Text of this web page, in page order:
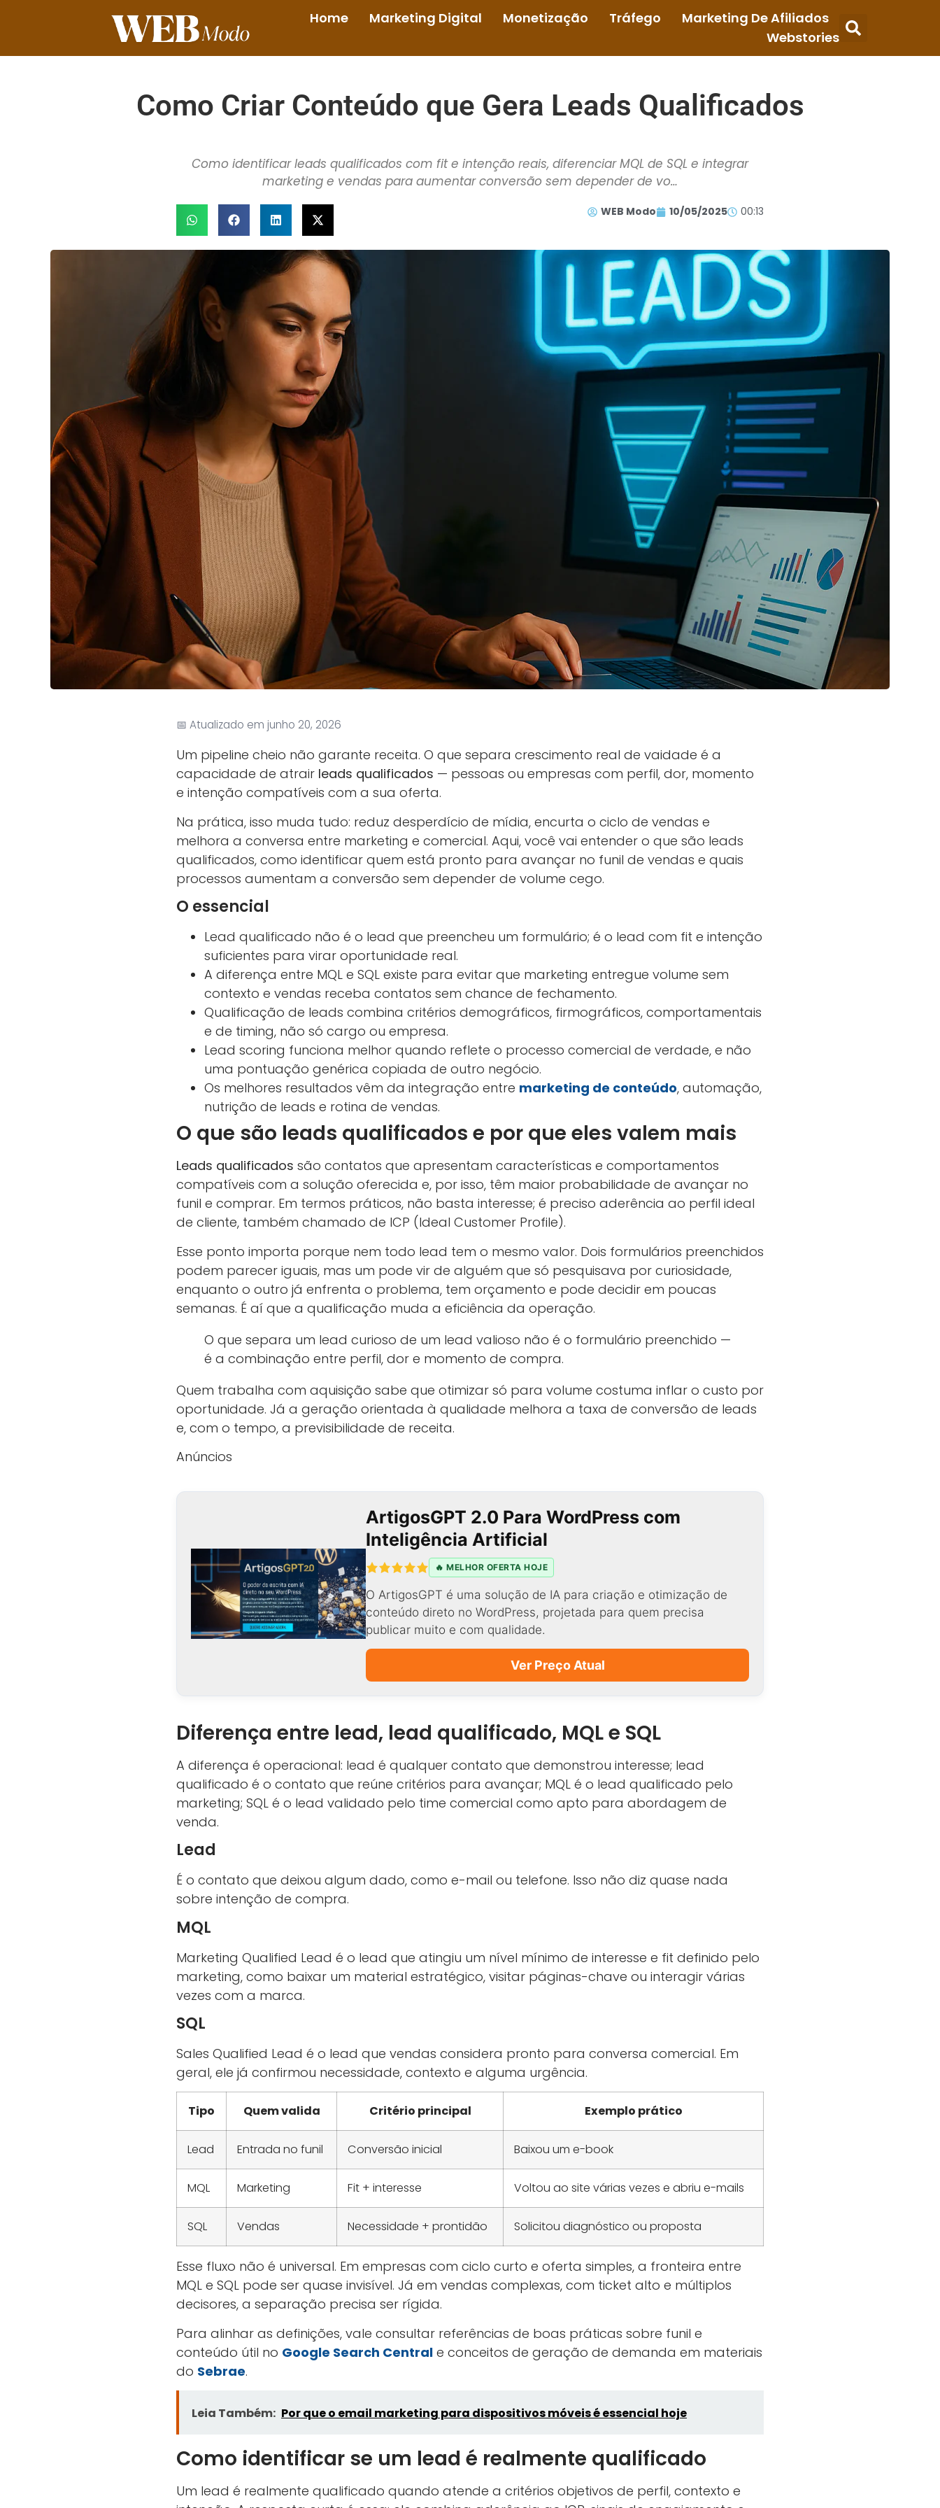
Home Marketing Digital Monetização Tráfego
Marketing De Afiliados
Webstories
Como Criar Conteúdo que Gera Leads Qualificados
Como identificar leads qualificados com fit e intenção reais, diferenciar MQL de SQL e integrar
marketing e vendas para aumentar conversão sem depender de vo…
WEB Modo 10/05/2025 00:13
📅 Atualizado em junho 20, 2026
Um pipeline cheio não garante receita. O que separa crescimento real de vaidade é a
capacidade de atrair leads qualificados — pessoas ou empresas com perfil, dor, momento
e intenção compatíveis com a sua oferta.
Na prática, isso muda tudo: reduz desperdício de mídia, encurta o ciclo de vendas e
melhora a conversa entre marketing e comercial. Aqui, você vai entender o que são leads
qualificados, como identificar quem está pronto para avançar no funil de vendas e quais
processos aumentam a conversão sem depender de volume cego.
O essencial
Lead qualificado não é o lead que preencheu um formulário; é o lead com fit e intenção
suficientes para virar oportunidade real.
A diferença entre MQL e SQL existe para evitar que marketing entregue volume sem
contexto e vendas receba contatos sem chance de fechamento.
Qualificação de leads combina critérios demográficos, firmográficos, comportamentais
e de timing, não só cargo ou empresa.
Lead scoring funciona melhor quando reflete o processo comercial de verdade, e não
uma pontuação genérica copiada de outro negócio.
Os melhores resultados vêm da integração entre marketing de conteúdo, automação,
nutrição de leads e rotina de vendas.
O que são leads qualificados e por que eles valem mais
Leads qualificados são contatos que apresentam características e comportamentos
compatíveis com a solução oferecida e, por isso, têm maior probabilidade de avançar no
funil e comprar. Em termos práticos, não basta interesse; é preciso aderência ao perfil ideal
de cliente, também chamado de ICP (Ideal Customer Profile).
Esse ponto importa porque nem todo lead tem o mesmo valor. Dois formulários preenchidos
podem parecer iguais, mas um pode vir de alguém que só pesquisava por curiosidade,
enquanto o outro já enfrenta o problema, tem orçamento e pode decidir em poucas
semanas. É aí que a qualificação muda a eficiência da operação.
O que separa um lead curioso de um lead valioso não é o formulário preenchido —
é a combinação entre perfil, dor e momento de compra.
Quem trabalha com aquisição sabe que otimizar só para volume costuma inflar o custo por
oportunidade. Já a geração orientada à qualidade melhora a taxa de conversão de leads
e, com o tempo, a previsibilidade de receita.
Anúncios
ArtigosGPT 2.0 Para WordPress com
Inteligência Artificial
🔥 MELHOR OFERTA HOJE
O ArtigosGPT é uma solução de IA para criação e otimização de
conteúdo direto no WordPress, projetada para quem precisa
publicar muito e com qualidade.
Ver Preço Atual
Diferença entre lead, lead qualificado, MQL e SQL
A diferença é operacional: lead é qualquer contato que demonstrou interesse; lead
qualificado é o contato que reúne critérios para avançar; MQL é o lead qualificado pelo
marketing; SQL é o lead validado pelo time comercial como apto para abordagem de
venda.
Lead
É o contato que deixou algum dado, como e-mail ou telefone. Isso não diz quase nada
sobre intenção de compra.
MQL
Marketing Qualified Lead é o lead que atingiu um nível mínimo de interesse e fit definido pelo
marketing, como baixar um material estratégico, visitar páginas-chave ou interagir várias
vezes com a marca.
SQL
Sales Qualified Lead é o lead que vendas considera pronto para conversa comercial. Em
geral, ele já confirmou necessidade, contexto e alguma urgência.
Tipo Quem valida Critério principal Exemplo prático
Lead Entrada no funil Conversão inicial Baixou um e-book
MQL Marketing Fit + interesse Voltou ao site várias vezes e abriu e-mails
SQL Vendas Necessidade + prontidão Solicitou diagnóstico ou proposta
Esse fluxo não é universal. Em empresas com ciclo curto e oferta simples, a fronteira entre
MQL e SQL pode ser quase invisível. Já em vendas complexas, com ticket alto e múltiplos
decisores, a separação precisa ser rígida.
Para alinhar as definições, vale consultar referências de boas práticas sobre funil e
conteúdo útil no Google Search Central e conceitos de geração de demanda em materiais
do Sebrae.
Leia Também: Por que o email marketing para dispositivos móveis é essencial hoje
Como identificar se um lead é realmente qualificado
Um lead é realmente qualificado quando atende a critérios objetivos de perfil, contexto e